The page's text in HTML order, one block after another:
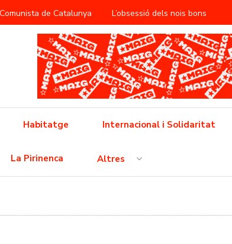
de Catalunya L’obsessió dels nois bons
del treball reproductiu
futbol popular barceloní Cap a la vaga general
feixisme Cinema i propaganda a la RDA
no és pas una crisi, això és un conflicte i l’hem de guanyar!
Habitatge Internacional i Solidaritat
La Pirinenca Altres